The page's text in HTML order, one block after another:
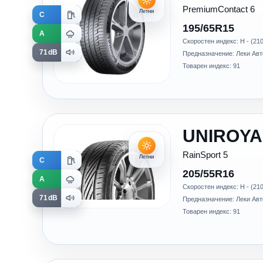
Летни PremiumContact 6
195/65R15
C
A
71dB
Скоростен индекс: H -
Предназначение: Леки
Товарен индекс: 91
Летни RainSport 5
205/55R16
C
A
71dB
Скоростен индекс: H -
Предназначение: Леки
Товарен индекс: 91